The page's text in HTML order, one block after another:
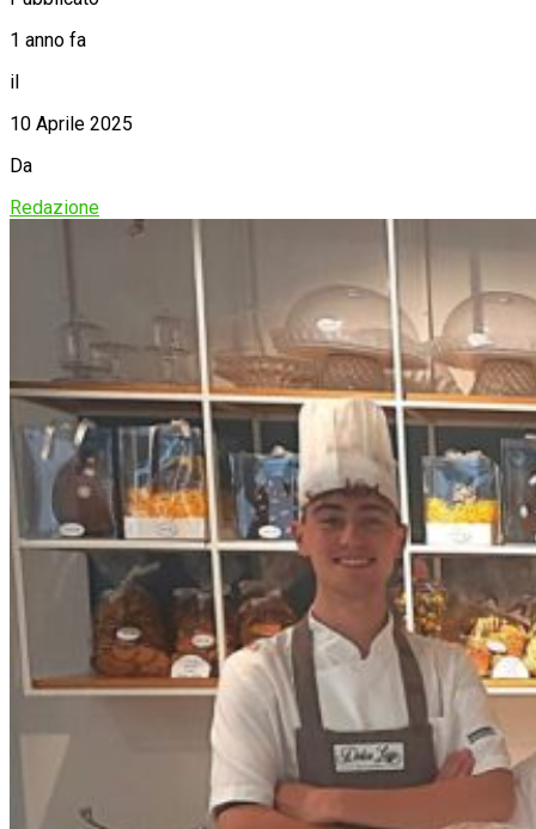
1 anno fa
il
10 Aprile 2025
Da
Redazione